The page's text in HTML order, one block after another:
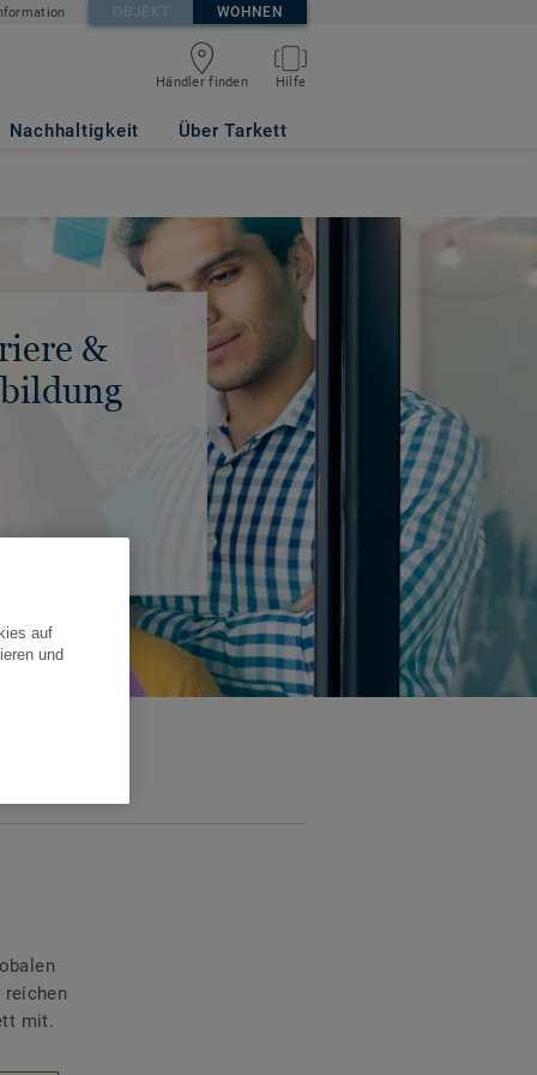
OBJEKT WOHNEN
Händler finden Hilfe
Nachhaltigkeit Über Tarkett
&
reichen
mit.
auf
und